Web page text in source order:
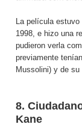
La película
1998, e hizo una
pudieron verla
previamente
Mussolini) y de
8.
Kane